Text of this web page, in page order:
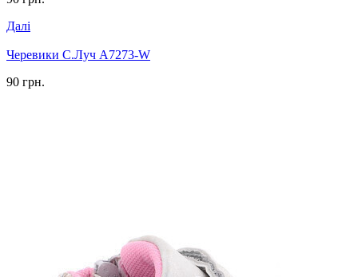
Далі
Черевики С.Луч A7273-W
90 грн.